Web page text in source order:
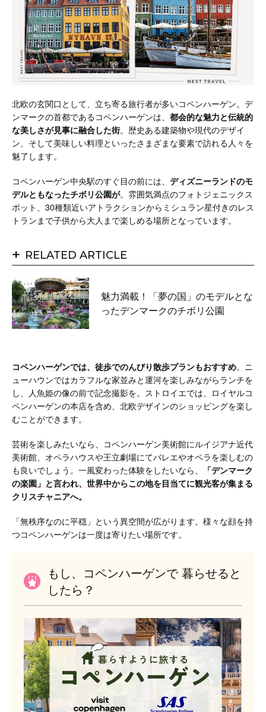
北欧の玄関口として、立ち寄る旅行者が多いコペンハーゲン。デ
ンマークの首都であるコペンハーゲンは、 都会的な魅力と伝統的
な美しさが見事に融合した街。歴史ある建築物や現代のデザイ
ン、そして美味しい料理といったさまざまな要素で訪れる人々を
魅了します。
コペンハーゲン中央駅のすぐ目の前には、 ディズニーランドのモ
デルともなったチボリ公園が。雰囲気満点のフォトジェニックス
ポット、30種類近いアトラクションからミシュラン星付きのレス
トランまで子供から大人まで楽しめる場所となっています。
+ RELATED ARTICLE
魅力満載！「夢の国」のモデルとな
ったデンマークのチボリ公園
コペンハーゲンでは、徒歩でのんびり散歩プランもおすすめ。ニ
ューハウンではカラフルな家並みと運河を楽しみながらランチを
し、人魚姫の像の前で記念撮影を。ストロイエでは、ロイヤルコ
ペンハーゲンの本店を含め、北欧デザインのショッピングを楽し
むことができます。
芸術を楽しみたいなら、コペンハーゲン美術館にルイジアナ近代
美術館、オペラハウスや王立劇場にてバレエやオペラを楽しむの
も良いでしょう。一風変わった体験をしたいなら、
「デンマーク
の楽園」と言われ、世界中からこの地を目当てに観光客が集まる
クリスチャニアへ。
「無秩序なのに平穏」という異空間が広がります。様々な顔を持
つコペンハーゲンは一度は寄りたい場所です。
もし、コペンハーゲンで 暮らせると
したら？